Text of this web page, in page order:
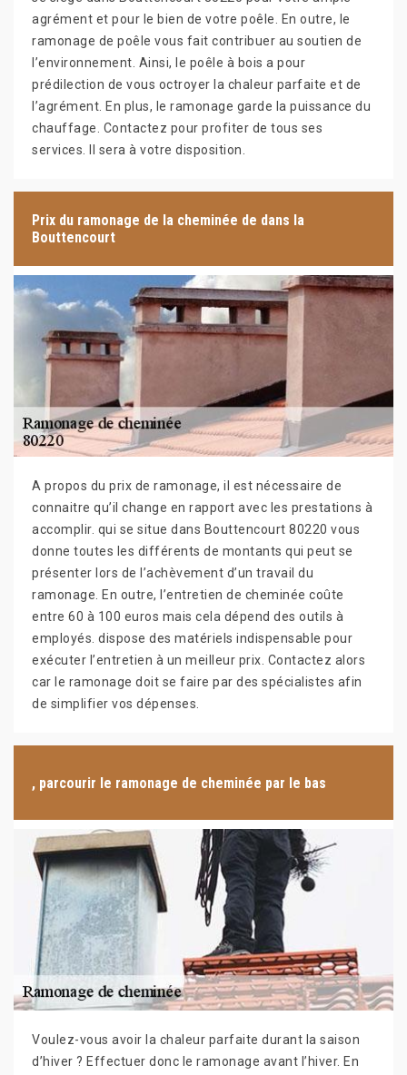
agrément et pour le bien de votre poêle. En outre, le
ramonage de poêle vous fait contribuer au soutien de
l’environnement. Ainsi, le poêle à bois a pour
prédilection de vous octroyer la chaleur parfaite et de
l’agrément. En plus, le ramonage garde la puissance du
chauffage. Contactez pour profiter de tous ses
services. Il sera à votre disposition.
Prix du ramonage de la cheminée de dans la
Bouttencourt
A propos du prix de ramonage, il est nécessaire de
connaitre qu’il change en rapport avec les prestations à
accomplir. qui se situe dans Bouttencourt 80220 vous
donne toutes les différents de montants qui peut se
présenter lors de l’achèvement d’un travail du
ramonage. En outre, l’entretien de cheminée coûte
entre 60 à 100 euros mais cela dépend des outils à
employés. dispose des matériels indispensable pour
exécuter l’entretien à un meilleur prix. Contactez alors
car le ramonage doit se faire par des spécialistes afin
de simplifier vos dépenses.
, parcourir le ramonage de cheminée par le bas
Voulez-vous avoir la chaleur parfaite durant la saison
d’hiver ? Effectuer donc le ramonage avant l’hiver. En